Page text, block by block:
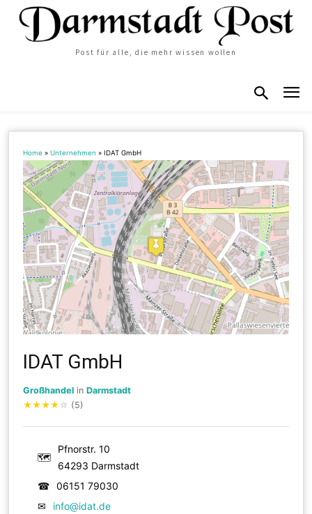
Post für alle, die mehr wissen wollen
Home »Unternehmen »IDAT GmbH
IDAT GmbH
Großhandel inDarmstadt
★★★★ ☆ (5)
🗺
Pfnorstr. 10
64293 Darmstadt
☎
06151 79030
✉
info@idat.de